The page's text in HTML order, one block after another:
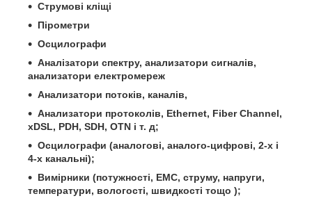
Струмові кліщі
Пірометри
Осцилографи
Аналізатори спектру, анализатори сигналів,
анализатори електромереж
Анализатори потоків, каналів,
Анализатори протоколів, Ethernet, Fiber Channel,
xDSL, PDH, SDH, OTN і т. д;
Осцилографи (аналогові, аналого-цифрові, 2-х і
4-х канальні);
Вимірники (потужності, ЕМС, струму, напруги,
температури, вологості, швидкості тощо );